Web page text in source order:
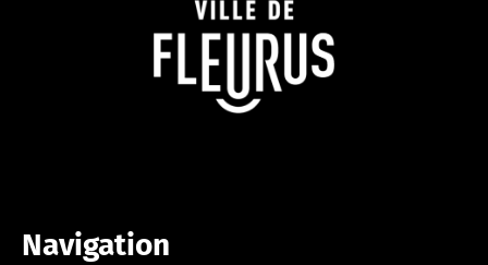
Navigation